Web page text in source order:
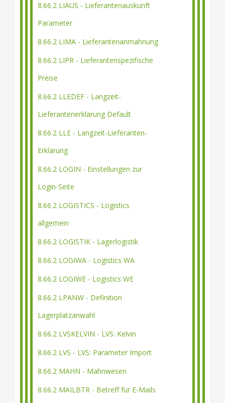
8.66.2 LIAUS - Lieferantenauskunft
Parameter
8.66.2 LIMA - Lieferantenanmahnung
8.66.2 LIPR - Lieferantenspezifische
Preise
8.66.2 LLEDEF - Langzeit-
Lieferantenerklärung Default
8.66.2 LLE - Langzeit-Lieferanten-
Erklärung
8.66.2 LOGIN - Einstellungen zur
Login-Seite
8.66.2 LOGISTICS - Logistics
allgemein
8.66.2 LOGISTIK - Lagerlogistik
8.66.2 LOGIWA - Logistics WA
8.66.2 LOGIWE - Logistics WE
8.66.2 LPANW - Definition
Lagerplatzanwahl
8.66.2 LVSKELVIN - LVS: Kelvin
8.66.2 LVS - LVS: Parameter Import
8.66.2 MAHN - Mahnwesen
8.66.2 MAILBTR - Betreff für E-Mails